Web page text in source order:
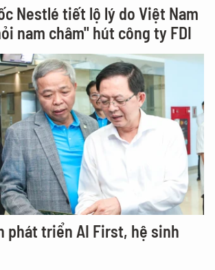
Nestlé tiết lộ lý do Việt Nam
nam châm" hút công ty FDI
phát triển AI First, hệ sinh